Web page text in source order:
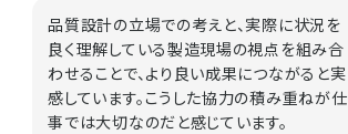
品質設計の立場での考えと、実際に状況を
良く理解している製造現場の視点を組み合
わせることで、より良い成果につながると実
感しています。こうした協力の積み重ねが仕
事では大切なのだと感じています。